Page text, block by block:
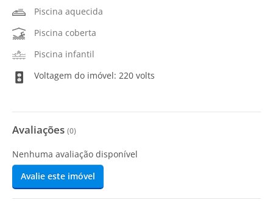
Piscina aquecida
Piscina coberta
Piscina infantil
Voltagem do imóvel: 220 volts
Avaliações (0)
Nenhuma avaliação disponível
Avalie este imóvel